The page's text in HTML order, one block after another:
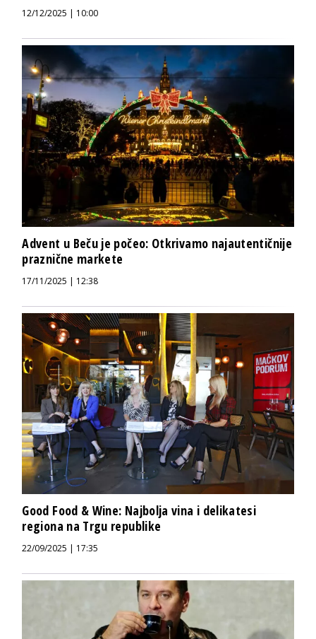
12/12/2025 | 10:00
Advent u Beču je počeo: Otkrivamo najautentičnije
praznične markete
17/11/2025 | 12:38
Good Food & Wine: Najbolja vina i delikatesi
regiona na Trgu republike
22/09/2025 | 17:35